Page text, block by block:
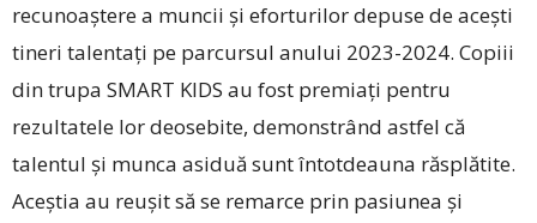
recunoaștere a muncii și eforturilor depuse de acești
tineri talentați pe parcursul anului 2023-2024. Copiii
din trupa SMART KIDS au fost premiați pentru
rezultatele lor deosebite, demonstrând astfel că
talentul și munca asiduă sunt întotdeauna răsplătite.
Aceștia au reușit să se remarce prin pasiunea și